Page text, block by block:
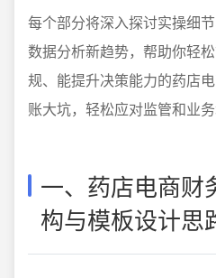
每个部分将深入探讨实操细
数据分析新趋势，帮助你轻
规、能提升决策能力的药店
账大坑，轻松应对监管和业务
一、药店电商财
构与模板设计思